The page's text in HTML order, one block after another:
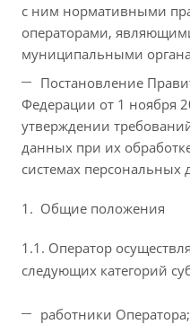
с ним нормативными
операторами,
муниципальными
Постановление
Федерации от 1 ноября
утверждении
данных при их
системах персональных
Общие положения
1.1. Оператор
следующих категорий
работники Оператора;